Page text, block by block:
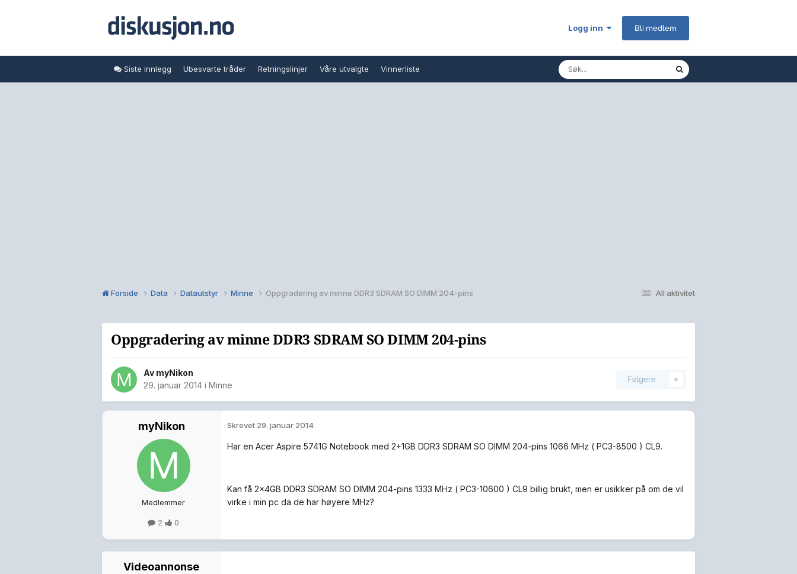
Logg inn Bli medlem
Siste innlegg Ubesvarte tråder Retningslinjer Våre utvalgte Vinnerliste
All aktivitet
Forside Data Datautstyr Minne Oppgradering av minne DDR3 SDRAM SO DIMM 204-pins
Oppgradering av minne DDR3 SDRAM SO DIMM 204-pins
Av myNikon
29. januar 2014 i Minne
Følgere 0
myNikon
Medlemmer
2 0
Skrevet 29. januar 2014
Har en Acer Aspire 5741G Notebook med 2+1GB DDR3 SDRAM SO DIMM 204-pins 1066 MHz ( PC3-8500 ) CL9.
Kan få 2x4GB DDR3 SDRAM SO DIMM 204-pins 1333 MHz ( PC3-10600 ) CL9 billig brukt, men er usikker på om de vil
virke i min pc da de har høyere MHz?
Videoannonse